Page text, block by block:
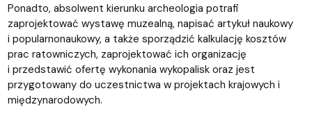
Ponadto, absolwent kierunku archeologia potrafi
zaprojektować wystawę muzealną, napisać artykuł naukowy
i popularnonaukowy, a także sporządzić kalkulację kosztów
prac ratowniczych, zaprojektować ich organizację
i przedstawić ofertę wykonania wykopalisk oraz jest
przygotowany do uczestnictwa w projektach krajowych i
międzynarodowych.